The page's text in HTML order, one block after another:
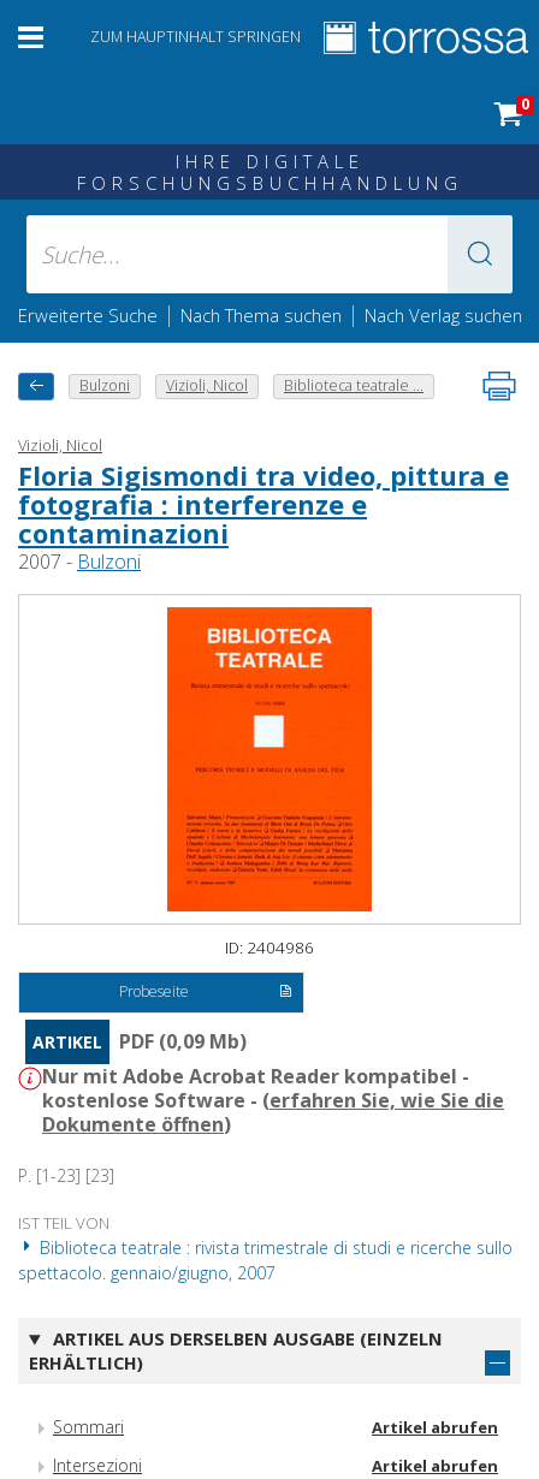
ZUM HAUPTINHALT SPRINGEN
0
IHRE DIGITALE
FORSCHUNGSBUCHHANDLUNG
Erweiterte Suche | Nach Thema suchen | Nach Verlag suchen
Bulzoni Vizioli, Nicol Biblioteca teatrale ...
Vizioli, Nicol
Floria Sigismondi tra video, pittura e
fotografia : interferenze e
contaminazioni
2007 - Bulzoni
ID: 2404986
Probeseite
ARTIKEL
PDF (0,09 Mb)
Nur mit Adobe Acrobat Reader kompatibel -
kostenlose Software - (erfahren Sie, wie Sie die
Dokumente öffnen)
P. [1-23] [23]
IST TEIL VON
Biblioteca teatrale : rivista trimestrale di studi e ricerche sullo
spettacolo. gennaio/giugno, 2007
ARTIKEL AUS DERSELBEN AUSGABE (EINZELN
ERHÄLTLICH)
Sommari Artikel abrufen
Intersezioni Artikel abrufen